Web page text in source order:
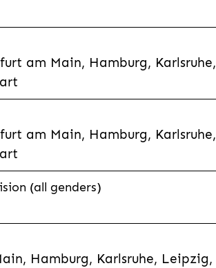
am Main, Hamburg, Karlsruhe,
am Main, Hamburg, Karlsruhe,
(all genders)
Hamburg, Karlsruhe, Leipzig,